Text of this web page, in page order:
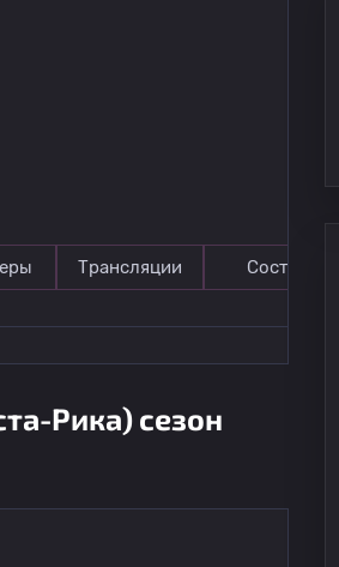
Трансляции Состав
Рика) сезон